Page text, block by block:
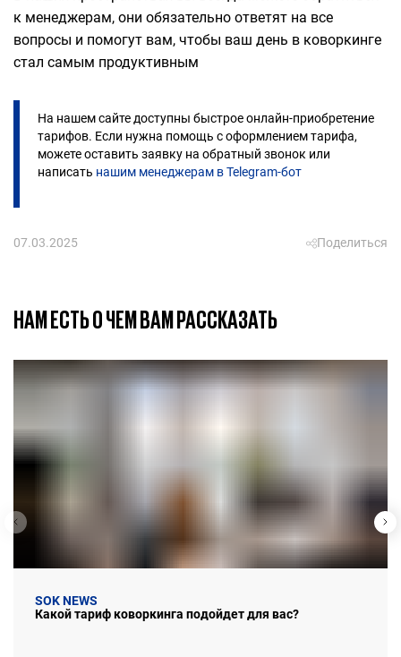
к менеджерам, они обязательно ответят на все
вопросы и помогут вам, чтобы ваш день в коворкинге
стал самым продуктивным
На нашем сайте доступны быстрое онлайн-приобретение
тарифов. Если нужна помощь с оформлением тарифа,
можете оставить заявку на обратный звонок или
написать нашим менеджерам в Telegram-бот
07.03.2025 Поделиться
НАМ ЕСТЬ О ЧЕМ ВАМ РАССКАЗАТЬ
SOK NEWS
Какой тариф коворкинга подойдет для вас?